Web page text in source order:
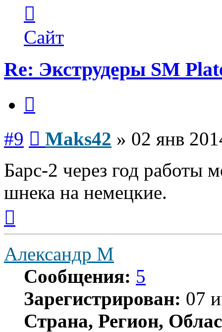
пользователя
Maks42
Сайт
Re: Экструдеры SM
#9 Maks42 » 02 янв
Барс-2 через год работы
шнека на немецкие.
началу
Александр М
Сообщения: 5
Зарегистрирован: 07
Страна, Регион,